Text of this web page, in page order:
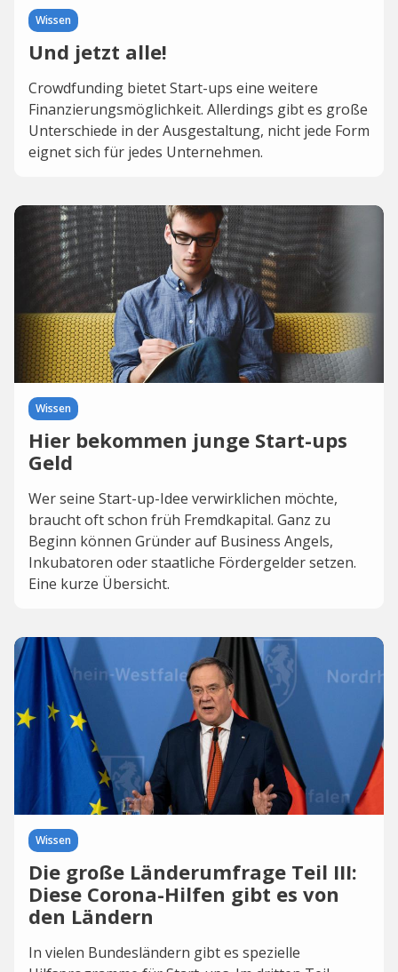
Wissen
Und jetzt alle!
Crowdfunding bietet Start-ups eine weitere
Finanzierungsmöglichkeit. Allerdings gibt es große
Unterschiede in der Ausgestaltung, nicht jede Form
eignet sich für jedes Unternehmen.
Wissen
Hier bekommen junge Start-ups
Geld
Wer seine Start-up-Idee verwirklichen möchte,
braucht oft schon früh Fremdkapital. Ganz zu
Beginn können Gründer auf Business Angels,
Inkubatoren oder staatliche Fördergelder setzen.
Eine kurze Übersicht.
Wissen
Die große Länderumfrage Teil III:
Diese Corona-Hilfen gibt es von
den Ländern
In vielen Bundesländern gibt es spezielle